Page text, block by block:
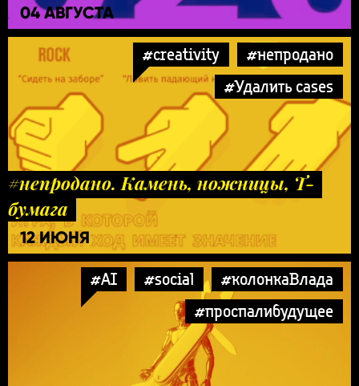
04 АВГУСТА
#creativity
#непродано
#Удалить cases
#непродано. Камень, ножницы, Т-
бумага
12 ИЮНЯ
#AI #social
#колонкаВлада
#проспалибудущее